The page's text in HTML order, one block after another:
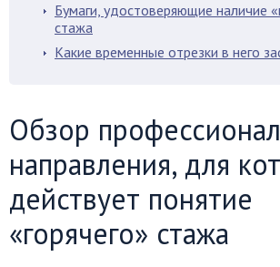
Бумаги, удостоверяющие наличие
стажа
Какие временные отрезки в него
Обзор
направления, для
действует понятие
«горячего» стажа